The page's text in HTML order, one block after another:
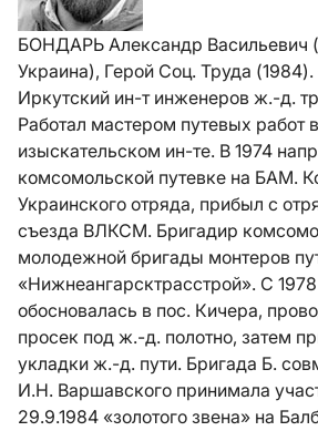
БОНДАРЬ Александр Васильевич
Украина), Герой Соц. Труда
Иркутский ин-т инженеров ж.-д.
Работал мастером путевых работ
изыскательском ин-те. В 1974
комсомольской путевке на БАМ.
Украинского отряда, прибыл с
съезда ВЛКСМ. Бригадир
молодежной бригады монтеров
«Нижнеангарсктрасстрой». С
обосновалась в пос. Кичера,
просек под ж.-д. полотно, затем
укладки ж.-д. пути. Бригада Б.
И.Н. Варшавского принимала
29.9.1984 «золотого звена» на